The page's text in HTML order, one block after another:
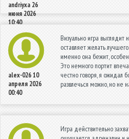
andriyxa 26
июня 2026
10:40
alex-02610
апреля 2026
00:40
Визуально игра выглядит
оставляет желать
именно она бежит,
Это немного портит
честно говоря, я ожидал
развлечься можно, но не
Игра действительно